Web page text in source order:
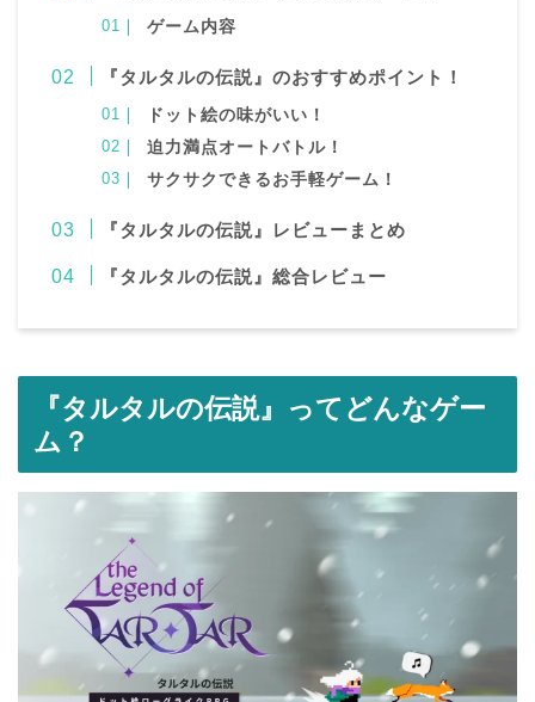
ゲーム内容
『タルタルの伝説』のおすすめポイント！
ドット絵の味がいい！
迫力満点オートバトル！
サクサクできるお手軽ゲーム！
『タルタルの伝説 』レビューまとめ
『タルタルの伝説 』総合レビュー
『タルタルの伝説』ってどんなゲー
ム？